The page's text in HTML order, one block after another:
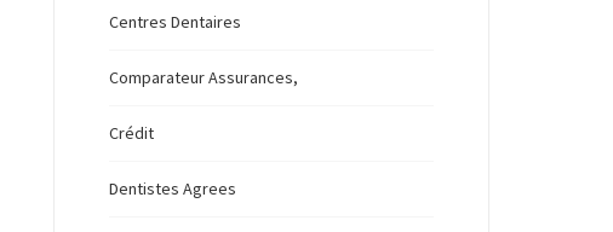
Centres Dentaires
Comparateur Assurances,
Crédit
Dentistes Agrees